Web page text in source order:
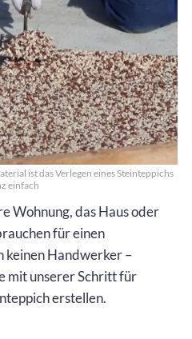
ist das Verlegen eines Steinteppichs
einfach
Wohnung, das Haus oder
für einen
keinen Handwerker –
mit unserer Schritt für
erstellen.